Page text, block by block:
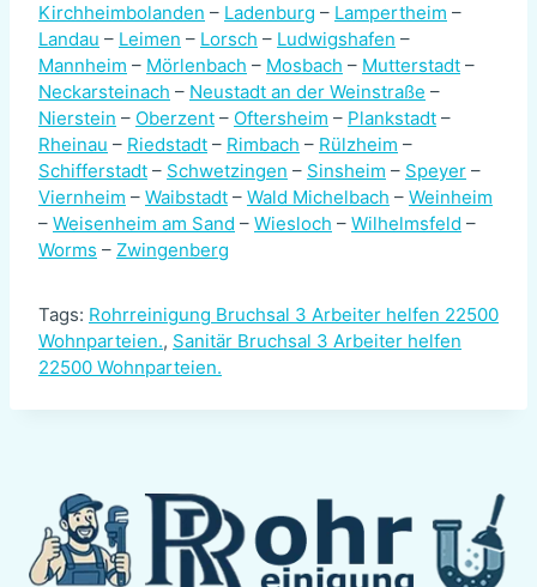
Kirchheimbolanden – Ladenburg – Lampertheim –
Landau – Leimen – Lorsch – Ludwigshafen –
Mannheim – Mörlenbach – Mosbach – Mutterstadt –
Neckarsteinach – Neustadt an der Weinstraße –
Nierstein – Oberzent – Oftersheim – Plankstadt –
Rheinau – Riedstadt – Rimbach – Rülzheim –
Schifferstadt – Schwetzingen – Sinsheim – Speyer –
Viernheim – Waibstadt – Wald Michelbach – Weinheim
– Weisenheim am Sand – Wiesloch – Wilhelmsfeld –
Worms – Zwingenberg
Tags: Rohrreinigung Bruchsal 3 Arbeiter helfen 22500
Wohnparteien., Sanitär Bruchsal 3 Arbeiter helfen
22500 Wohnparteien.